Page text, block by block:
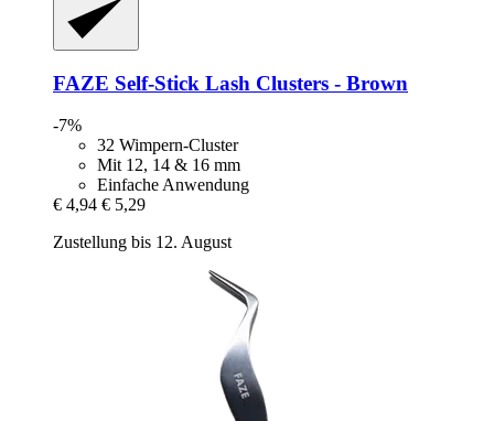
FAZE Self-​Stick Lash Clusters -​ Brown
-7%
32 Wimpern-Cluster
Mit 12, 14 & 16 mm
Einfache Anwendung
€ 4,94 € 5,29
Zustellung bis 12. August